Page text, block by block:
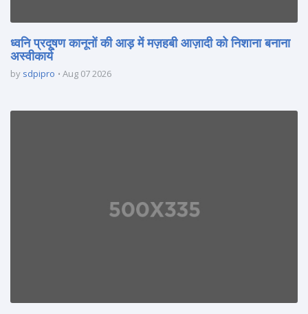
ध्वनि प्रदूषण कानूनों की आड़ में मज़हबी आज़ादी को निशाना बनाना
अस्वीकार्य
by sdpipro Aug 07 2026